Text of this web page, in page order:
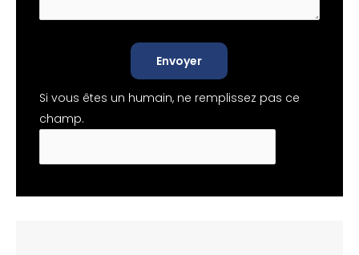
Envoyer
Si vous êtes un humain, ne remplissez pas ce
champ.